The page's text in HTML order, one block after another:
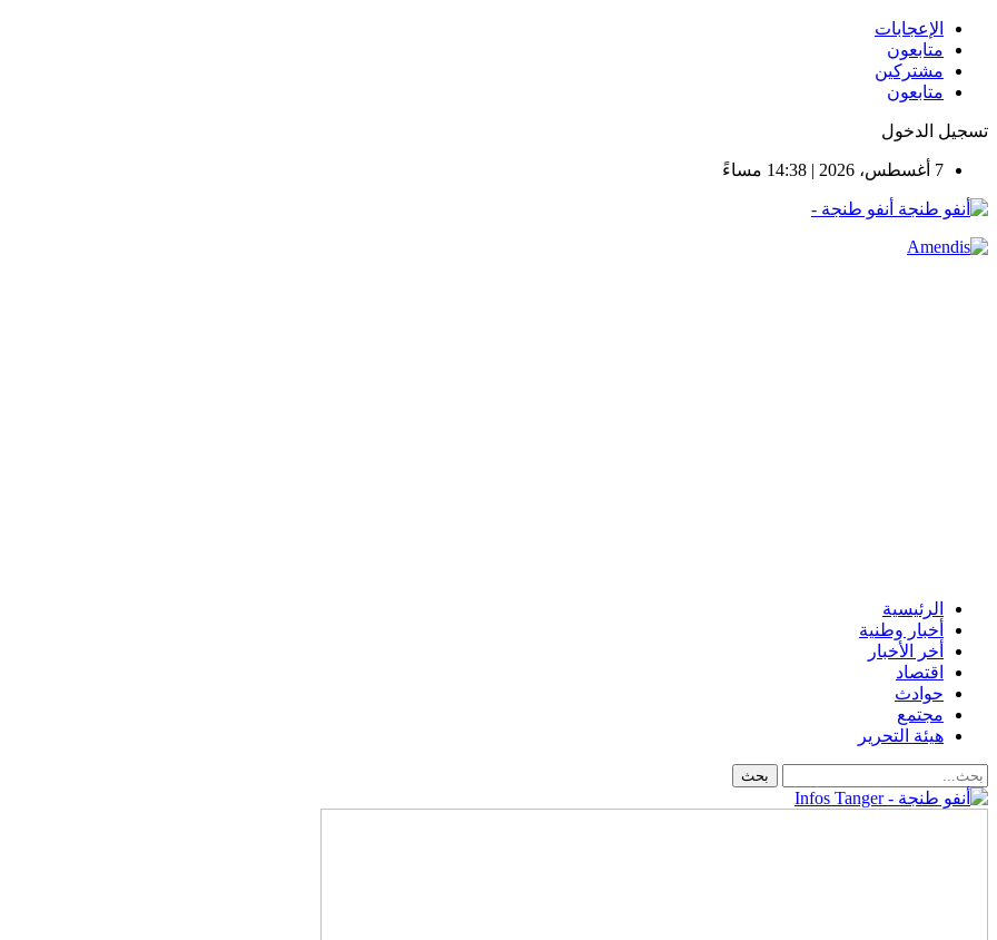
الإعجابات
متابعون
مشتركين
متابعون
تسجيل الدخول
7 أغسطس، 2026 | 14:38 مساءً
أنفو طنجة -
الرئيسية
أخبار وطنية
أخر الأخبار
اقتصاد
حوادث
مجتمع
هيئة التحرير